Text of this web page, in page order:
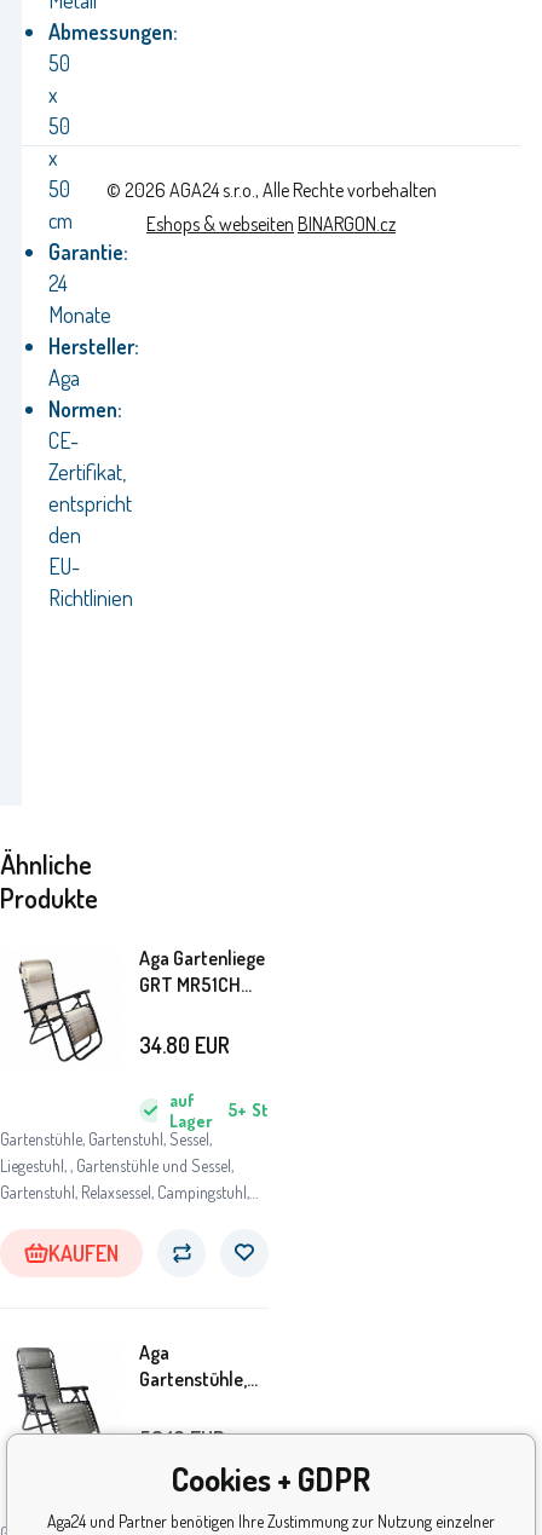
Abmessungen:
50
x
50
x
50
cm
Garantie:
24
Monate
Hersteller:
Aga
Normen:
CE-
Zertifikat,
entspricht
den
EU-
Richtlinien
Ähnliche
Produkte
Aga Gartenliege
GRT MR51CH
Verstellbar mit
Armlehnen,
robust &
wetterfest,
klappbar mit
Stahlrahmen,
Gartenstühle, Gartenstuhl, Sessel,
Liegestuhl, , Gartenstühle und Sessel,
Gartenstuhl, Relaxsessel, Campingstuhl,
Campingstuhl
auf
Lager
5+ St
34.80 EUR
KAUFEN
Aga
Gartenstühle,
GRT MR57CH
ein Tag
58.10EUR
© 2026 AGA24 s.r.o., Alle Rechte vorbehalten
Eshops & webseiten BINARGON.cz
Cookies + GDPR
Aga24 und Partner benötigen Ihre Zustimmung zur Nutzung einzelner